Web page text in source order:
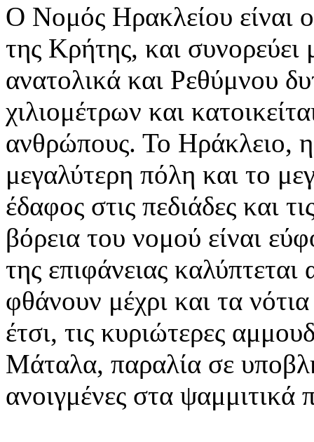
Ο Νομός Ηρακλείου είναι
της Κρήτης, και
ανατολικά και Ρεθύμνου
χιλιομέτρων και
ανθρώπους. Το Ηράκλειο,
μεγαλύτερη πόλη και το
έδαφος στις πεδιάδες και
βόρεια του νομού είναι
της επιφάνειας
φθάνουν μέχρι και τα
έτσι, τις κυριώτερες
Μάταλα, παραλία σε
ανοιγμένες στα ψαμμιτικά